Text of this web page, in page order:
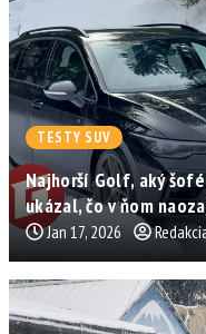
TESTY SUV
Najhorší Golf, aký
ukázal, čo v ňom
Jan 17, 2026